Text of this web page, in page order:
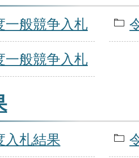
一般競争入札
一般競争入札
入札結果